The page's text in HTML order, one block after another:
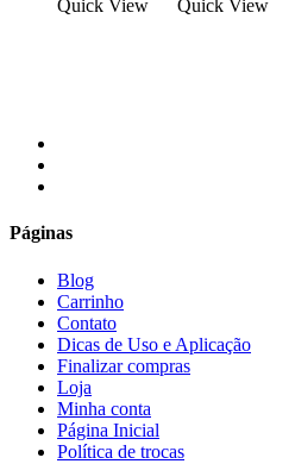
original
atual
Quick View
original
atual
Quick View
Páginas
Blog
Carrinho
Contato
Dicas de Uso e Aplicação
Finalizar compras
Loja
Minha conta
Página Inicial
Política de trocas